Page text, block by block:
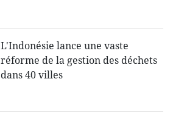
L'Indonésie lance une vaste
réforme de la gestion des déchets
dans 40 villes